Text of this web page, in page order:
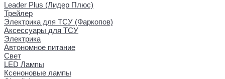
Leader Plus (Лидер Плюс)
Трейлер
Электрика для ТСУ (Фаркопов)
Аксессуары для ТСУ
Электрика
Автономное питание
Свет
LED Лампы
Ксеноновые лампы